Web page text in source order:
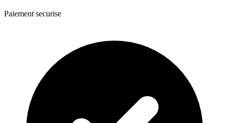
Paiement securise